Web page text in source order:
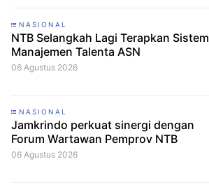
NASIONAL
NTB Selangkah Lagi Terapkan Sistem
Manajemen Talenta ASN
06 Agustus 2026
NASIONAL
Jamkrindo perkuat sinergi dengan
Forum Wartawan Pemprov NTB
06 Agustus 2026